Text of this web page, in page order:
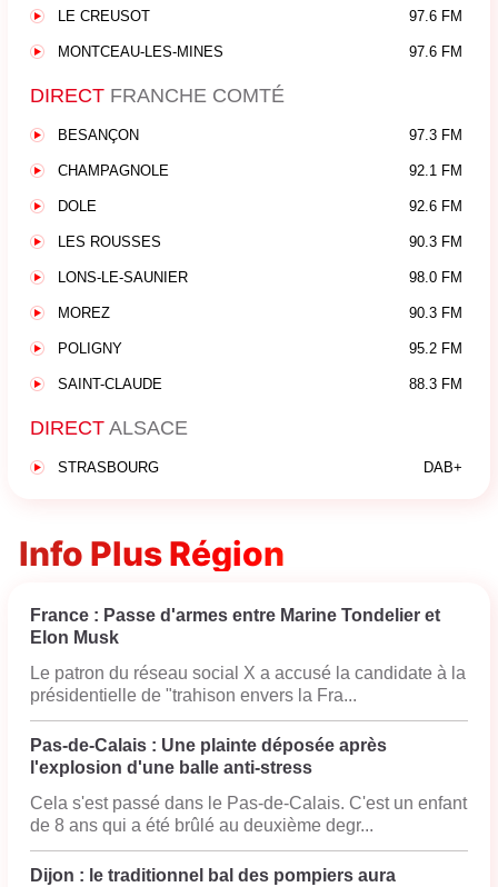
LE CREUSOT 97.6 FM
MONTCEAU-LES-MINES 97.6 FM
DIRECT FRANCHE COMTÉ
BESANÇON 97.3 FM
CHAMPAGNOLE 92.1 FM
DOLE 92.6 FM
LES ROUSSES 90.3 FM
LONS-LE-SAUNIER 98.0 FM
MOREZ 90.3 FM
POLIGNY 95.2 FM
SAINT-CLAUDE 88.3 FM
DIRECT ALSACE
STRASBOURG DAB+
Info Plus Région
France : Passe d'armes entre Marine Tondelier et
Elon Musk
Le patron du réseau social X a accusé la candidate à la
présidentielle de "trahison envers la Fra...
Pas-de-Calais : Une plainte déposée après
l'explosion d'une balle anti-stress
Cela s'est passé dans le Pas-de-Calais. C'est un enfant
de 8 ans qui a été brûlé au deuxième degr...
Dijon : le traditionnel bal des pompiers aura